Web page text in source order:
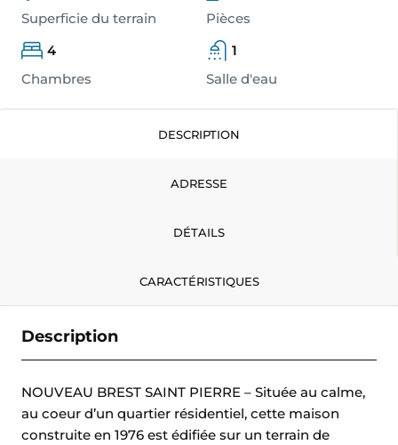
Superficie du terrain
Pièces
4
Chambres
1
Salle d'eau
DESCRIPTION
ADRESSE
DÉTAILS
CARACTÉRISTIQUES
Description
NOUVEAU BREST SAINT PIERRE – Située au calme,
au coeur d’un quartier résidentiel, cette maison
construite en 1976 est édifiée sur un terrain de